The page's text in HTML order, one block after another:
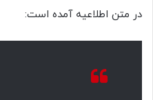
در متن اطلاعیه آمده است: